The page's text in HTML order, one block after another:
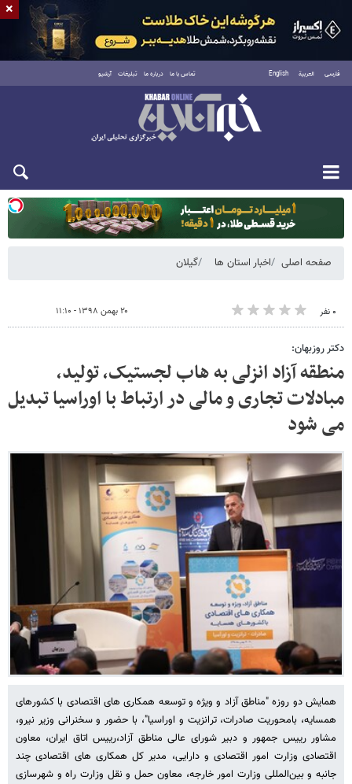
فارسی العربية English تماس با ما درباره ما تبلیغات آرشیو
یکشنبه ۱۸ مرداد ۱۴۰۵
صفحه اصلی اخبار استان ها گیلان
۰ نفر ۲۰ بهمن ۱۳۹۸ - ۱۱:۱۰
دکتر روزبهان:
منطقه آزاد انزلی به هاب لجستیک، تولید،
مبادلات تجاری و مالی در ارتباط با اوراسیا تبدیل
می شود
همایش دو روزه "مناطق آزاد و ویژه و توسعه همکاری های اقتصادی با کشورهای
همسایه، بامحوریت صادرات، ترانزیت و اوراسیا"، با حضور و سخنرانی وزیر نیرو،
مشاور رییس جمهور و دبیر شورای عالی مناطق آزاد،رییس اتاق ایران، معاون
اقتصادی وزارت امور اقتصادی و دارایی، مدیر کل همکاری های اقتصادی چند
جانبه و بین‌المللی وزارت امور خارجه، معاون حمل و نقل وزارت راه و شهرسازی
×